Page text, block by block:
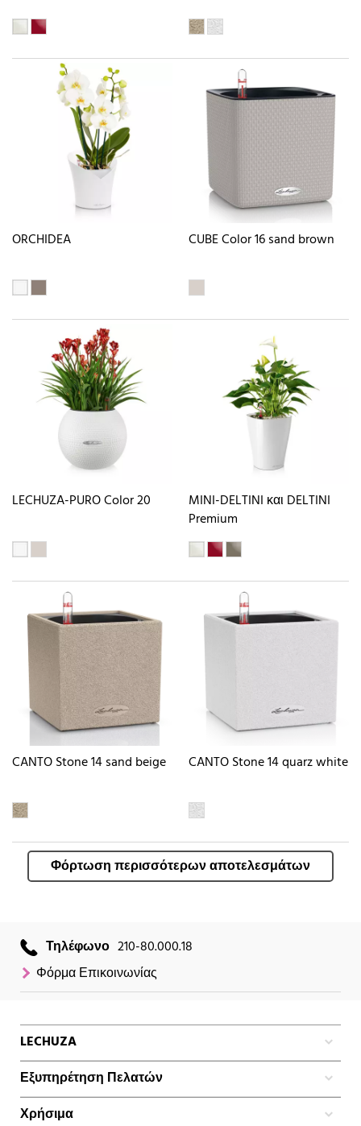
ORCHIDEA CUBE Color 16 sand brown
LECHUZA-PURO Color 20
MINI-DELTINI και DELTINI
Premium
CANTO Stone 14 sand beige CANTO Stone 14 quarz white
Φόρτωση περισσότερων αποτελεσμάτων
Τηλέφωνο 210-80.000.18
Φόρμα Επικοινωνίας
LECHUZA
Εξυπηρέτηση Πελατών
Χρήσιμα